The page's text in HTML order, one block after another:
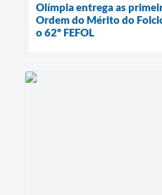
Olímpia entrega as
Ordem do Mérito do
o 62º FEFOL